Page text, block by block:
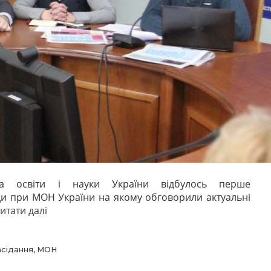
освіти і науки України відбулось перше
при МОН України на якому обговорили актуальні
далі
МОН”
, МОН